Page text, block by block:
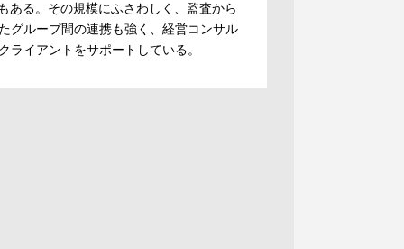
ある。その規模にふさわしく、監査から
グループ間の連携も強く、経営コンサル
イアントをサポートしている。